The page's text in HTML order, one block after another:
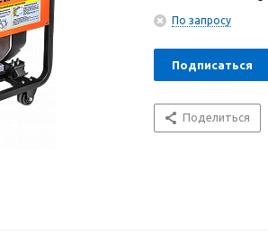
По запросу
Подписаться
Поделиться